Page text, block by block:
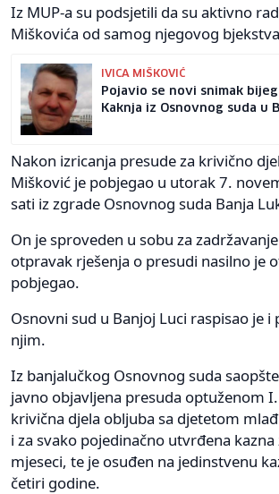
Iz MUP-a su podsjetili da su aktivno
Miškovića od samog njegovog
IVICA MIŠKOVIĆ
Pojavio se novi snimak
Kaknja iz Osnovnog suda u
Nakon izricanja presude za krivično
Mišković je pobjegao u utorak 7.
sati iz zgrade Osnovnog suda Banja
On je sproveden u sobu za
otpravak rješenja o presudi nasilno je
pobjegao.
Osnovni sud u Banjoj Luci raspisao je i
njim.
Iz banjalučkog Osnovnog suda
javno objavljena presuda optuženom
krivična djela obljuba sa djetetom
i za svako pojedinačno utvrđena
mjeseci, te je osuđen na jedinstvenu
četiri godine.